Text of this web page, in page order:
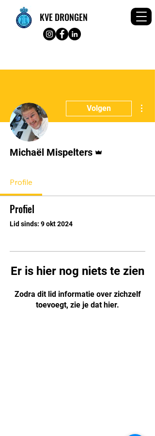
KVE DRONGEN
Volgen
Michaël Mispelters
Profile
Profiel
Lid sinds: 9 okt 2024
Er is hier nog niets te zien
Zodra dit lid informatie over zichzelf
toevoegt, zie je dat hier.